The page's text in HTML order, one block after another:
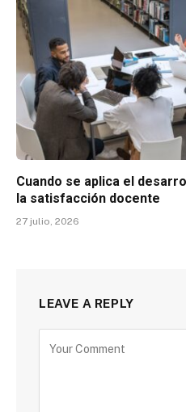
Cuando se aplica el
la satisfacción docente
27 julio, 2026
LEAVE A REPLY